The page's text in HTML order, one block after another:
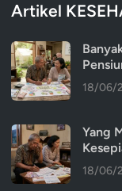
Artikel
18/06/
Yang
18/06/